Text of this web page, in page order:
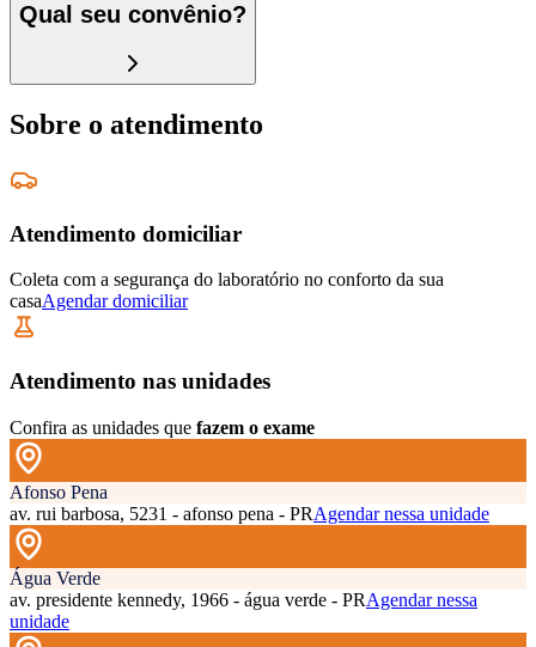
Qual seu convênio?
Sobre o atendimento
Atendimento domiciliar
Coleta com a segurança do laboratório no conforto da sua
casaAgendar domiciliar
Atendimento nas unidades
Confira as unidades que fazem o exame
Afonso Pena
av. rui barbosa, 5231 - afonso pena - PRAgendar nessa unidade
Água Verde
av. presidente kennedy, 1966 - água verde - PRAgendar nessa
unidade